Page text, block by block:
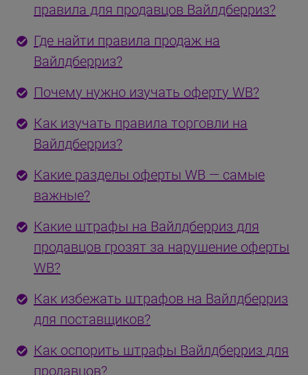
правила для продавцов Вайлдберриз?
Где найти правила продаж на
Вайлдберриз?
Почему нужно изучать оферту WB?
Как изучать правила торговли на
Вайлдберриз?
Какие разделы оферты WB — самые
важные?
Какие штрафы на Вайлдберриз для
продавцов грозят за нарушение оферты
WB?
Как избежать штрафов на Вайлдберриз
для поставщиков?
Как оспорить штрафы Вайлдберриз для
продавцов?